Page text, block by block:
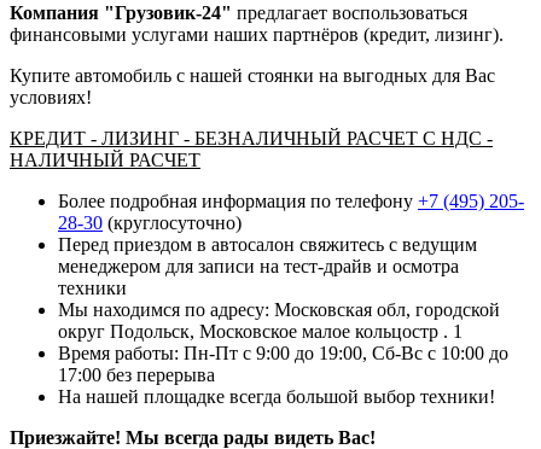
Компания "Грузовик-24" предлагает воспользоваться
финансовыми услугами наших партнёров (кредит, лизинг).
Купите автомобиль с нашей стоянки на выгодных для Вас
условиях!
КРЕДИТ - ЛИЗИНГ - БЕЗНАЛИЧНЫЙ РАСЧЕТ С НДС -
НАЛИЧНЫЙ РАСЧЕТ
Более подробная информация по телефону +7 (495) 205-
28-30 (круглосуточно)
Перед приездом в автосалон свяжитесь с ведущим
менеджером для записи на тест-драйв и осмотра
техники
Мы находимся по адресу: Московская обл, городской
округ Подольск, Московское малое кольцостр . 1
Время работы: Пн-Пт с 9:00 до 19:00, Сб-Вс с 10:00 до
17:00 без перерыва
На нашей площадке всегда большой выбор техники!
Приезжайте! Мы всегда рады видеть Вас!